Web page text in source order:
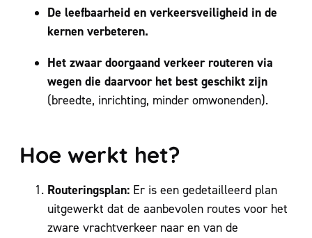
De leefbaarheid en verkeersveiligheid in de
kernen verbeteren.
Het zwaar doorgaand verkeer routeren via
wegen die daarvoor het best geschikt zijn
(breedte, inrichting, minder omwonenden).
Hoe werkt het?
Routeringsplan: Er is een gedetailleerd plan
uitgewerkt dat de aanbevolen routes voor het
zware vrachtverkeer naar en van de